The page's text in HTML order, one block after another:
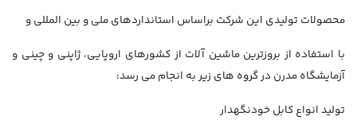
محصولات تولیدی این شرکت براساس استانداردهای ملی و بین المللی و
با استفاده از بروزترین ماشین آلات از کشورهای اروپایی، ژاپنی و چینی و
آزمایشگاه مدرن در گروه های زیر به انجام می رسد:
تولید انواع کابل خودنگهدار